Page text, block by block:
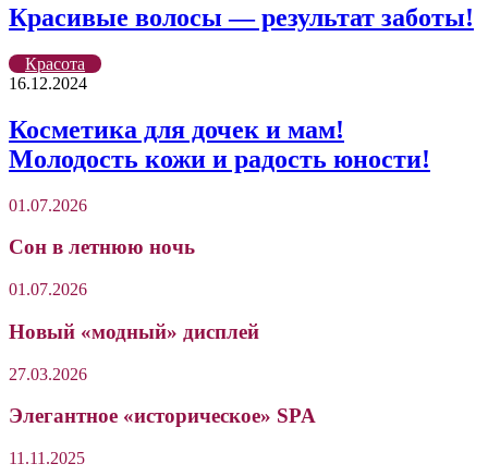
Красивые волосы — результат заботы!
Красота
16.12.2024
Косметика для дочек и мам!
Молодость кожи и радость юности!
01.07.2026
Сон в летнюю ночь
01.07.2026
Новый «модный» дисплей
27.03.2026
Элегантное «историческое» SPA
11.11.2025